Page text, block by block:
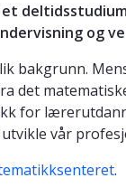
og
bakgrunn.
det
for
vår
.